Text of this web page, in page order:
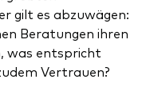
gilt es abzuwägen:
Beratungen ihren
was entspricht
Vertrauen?